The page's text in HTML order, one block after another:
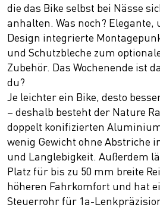
die das Bike selbst bei Nässe
anhalten. Was noch?
Design integrierte
und Schutzbleche zum
Zubehör. Das Wochenende ist
du?
Je leichter ein Bike, desto
– deshalb besteht der Nature
doppelt konifizierten
wenig Gewicht ohne Abstriche
und Langlebigkeit. Außerdem
Platz für bis zu 50 mm breite
höheren Fahrkomfort und hat
Steuerrohr für 1a-